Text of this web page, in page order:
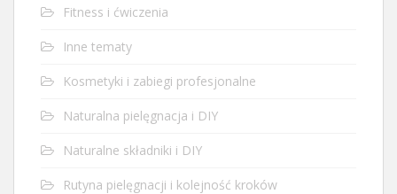
Fitness i ćwiczenia
Inne tematy
Kosmetyki i zabiegi profesjonalne
Naturalna pielęgnacja i DIY
Naturalne składniki i DIY
Rutyna pielęgnacji i kolejność kroków